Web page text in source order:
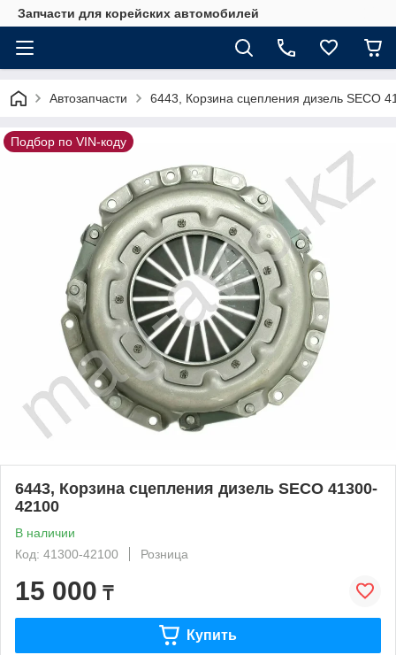
Запчасти для корейских автомобилей
Автозапчасти 6443, Корзина сцепления дизель SECO
Подбор по VIN-коду
6443, Корзина сцепления дизель SECO 41300-
42100
В наличии
Код: 41300-42100
Розница
15 000 ₸
Купить